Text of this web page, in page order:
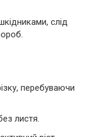
слід
перебуваючи
листя.